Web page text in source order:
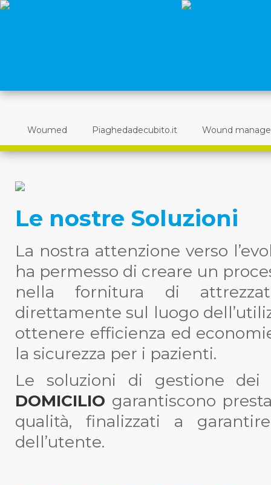
Woumed Piaghedadecubito.it Wound
Le nostre Soluzioni
La nostra attenzione verso
ha permesso di creare un
nella fornitura di
direttamente sul luogo
ottenere efficienza ed
la sicurezza per i pazienti.
Le soluzioni di gestione
DOMICILIO garantiscono
qualità, finalizzati a
dell’utente.